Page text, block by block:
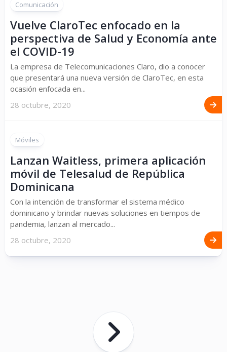
Comunicación
Vuelve ClaroTec enfocado en la
perspectiva de Salud y Economía ante
el COVID-19
La empresa de Telecomunicaciones Claro, dio a conocer
que presentará una nueva versión de ClaroTec, en esta
ocasión enfocada en...
28 octubre, 2020
Móviles
Lanzan Waitless, primera aplicación
móvil de Telesalud de República
Dominicana
Con la intención de transformar el sistema médico
dominicano y brindar nuevas soluciones en tiempos de
pandemia, lanzan al mercado...
28 octubre, 2020